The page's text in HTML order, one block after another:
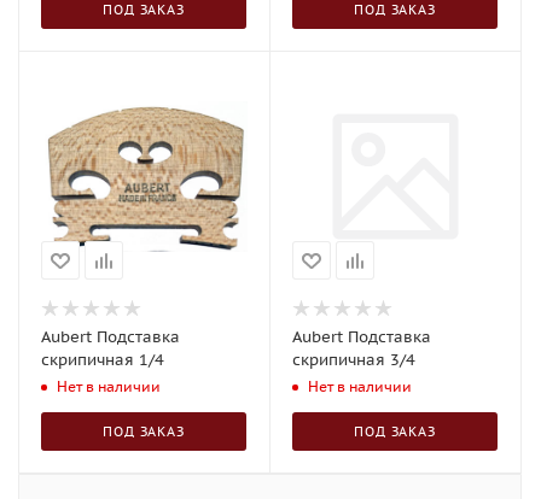
ПОД ЗАКАЗ ПОД ЗАКАЗ
Aubert Подставка
скрипичная 1/4
Нет в наличии
ПОД ЗАКАЗ
Aubert Подставка
скрипичная 3/4
Нет в наличии
ПОД ЗАКАЗ